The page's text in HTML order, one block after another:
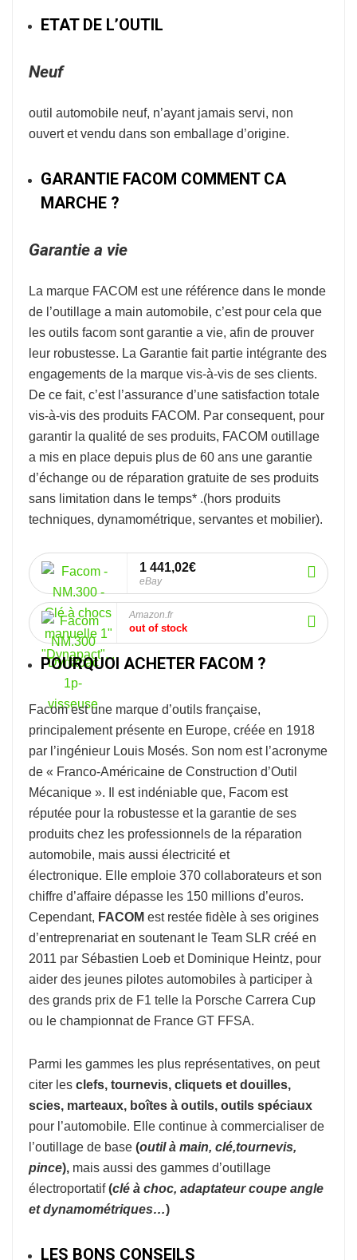
ETAT DE L’OUTIL
Neuf
outil automobile neuf, n’ayant jamais servi, non
ouvert et vendu dans son emballage d’origine.
GARANTIE FACOM COMMENT CA
MARCHE ?
Garantie a vie
La marque FACOM est une référence dans le monde
de l’outillage a main automobile, c’est pour cela que
les outils facom sont garantie a vie, afin de prouver
leur robustesse. La Garantie fait partie intégrante des
engagements de la marque vis-à-vis de ses clients.
De ce fait, c’est l’assurance d’une satisfaction totale
vis-à-vis des produits FACOM. Par consequent, pour
garantir la qualité de ses produits, FACOM outillage
a mis en place depuis plus de 60 ans une garantie
d’échange ou de réparation gratuite de ses produits
sans limitation dans le temps* .(hors produits
techniques, dynamométrique, servantes et mobilier).
1 441,02€
eBay
Amazon.fr
out of stock
POURQUOI ACHETER FACOM ?
Facomest une marque d’outils française,
principalement présente en Europe, créée en 1918
par l’ingénieur Louis Mosés. Son nom est l’acronyme
de « Franco-Américaine de Construction d’Outil
Mécanique ». Il est indéniable que, Facom est
réputée pour la robustesse et la garantie de ses
produits chez les professionnels de la réparation
automobile, mais aussi électricité et
électronique. Elle emploie 370 collaborateurs et son
chiffre d’affaire dépasse les 150 millions d’euros.
Cependant, FACOM est restée fidèle à ses origines
d’entreprenariat en soutenant le Team SLR créé en
2011 par Sébastien Loeb et Dominique Heintz, pour
aider des jeunes pilotes automobiles à participer à
des grands prix de F1 telle la Porsche Carrera Cup
ou le championnat de France GT FFSA.
Parmi les gammes les plus représentatives, on peut
citer les clefs, tournevis, cliquets et douilles,
scies, marteaux, boîtes à outils, outils spéciaux
pour l’automobile. Elle continue à commercialiser de
l’outillage de base (outil à main, clé,tournevis,
pince), mais aussi des gammes d’outillage
électroportatif (clé à choc, adaptateur coupe angle
et dynamométriques…)
LES BONS CONSEILS